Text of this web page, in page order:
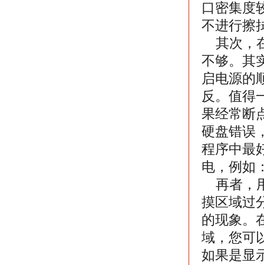
口密集度
不进行擦
其次，
不够。其
启电源的
反。值得
果经常断
硬盘错误
程序中最
电，例如
再者，
摸区域过
的现象。
域，您可
如果是显